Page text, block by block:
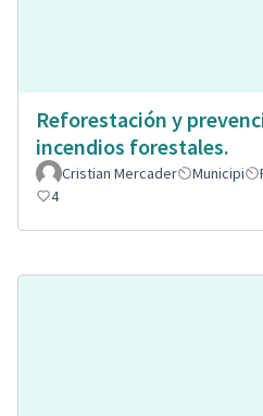
Reforestación y
incendios forestales.
Cristian Mercader Municipi
4